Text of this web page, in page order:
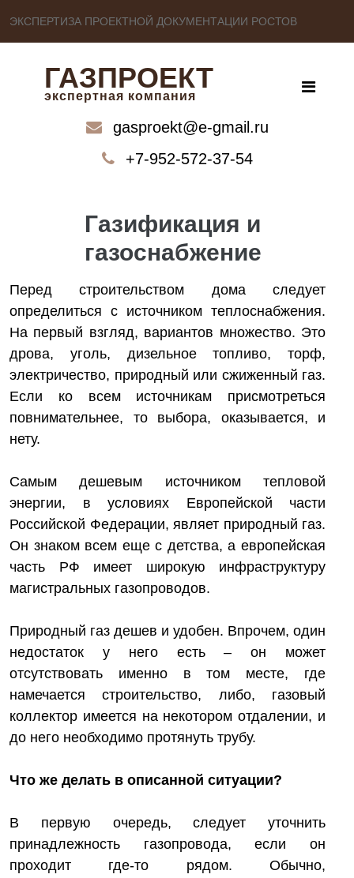
ЭКСПЕРТИЗА ПРОЕКТНОЙ ДОКУМЕНТАЦИИ РОСТОВ
ГАЗПРОЕКТ
экспертная компания
gasproekt@e-gmail.ru
+7-952-572-37-54
Газификация и
газоснабжение
Перед строительством дома следует
определиться с источником теплоснабжения.
На первый взгляд, вариантов множество. Это
дрова, уголь, дизельное топливо, торф,
электричество, природный или сжиженный газ.
Если ко всем источникам присмотреться
повнимательнее, то выбора, оказывается, и
нету.
Самым дешевым источником тепловой
энергии, в условиях Европейской части
Российской Федерации, являет природный газ.
Он знаком всем еще с детства, а европейская
часть РФ имеет широкую инфраструктуру
магистральных газопроводов.
Природный газ дешев и удобен. Впрочем, один
недостаток у него есть – он может
отсутствовать именно в том месте, где
намечается строительство, либо, газовый
коллектор имеется на некотором отдалении, и
до него необходимо протянуть трубу.
Что же делать в описанной ситуации?
В первую очередь, следует уточнить
принадлежность газопровода, если он
проходит где-то рядом. Обычно,